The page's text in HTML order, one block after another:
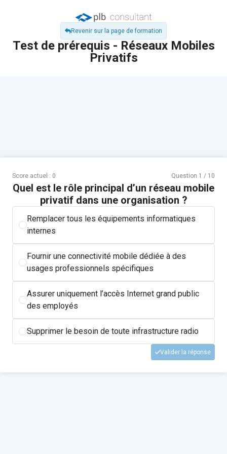
Revenir sur la page de formation
Test de prérequis - Réseaux Mobiles
Privatifs
Score actuel : 0 Question 1 / 10
Quel est le rôle principal d’un réseau mobile
privatif dans une organisation ?
Remplacer tous les équipements informatiques
internes
Fournir une connectivité mobile dédiée à des
usages professionnels spécifiques
Assurer uniquement l’accès Internet grand public
des employés
Supprimer le besoin de toute infrastructure radio
Valider la réponse